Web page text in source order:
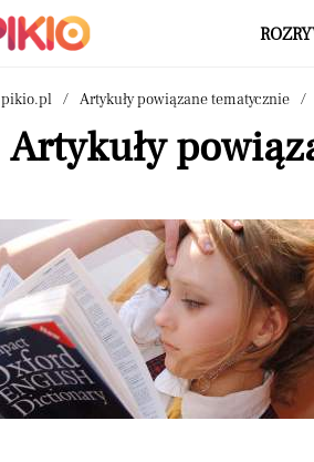
pikio.pl Artykuły powiązane tematycznie
Artykuły